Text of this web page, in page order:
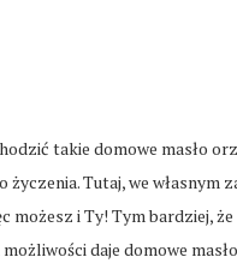
takie domowe masło
Tutaj, we
możesz i Ty! Tym bardziej,
daje domowe